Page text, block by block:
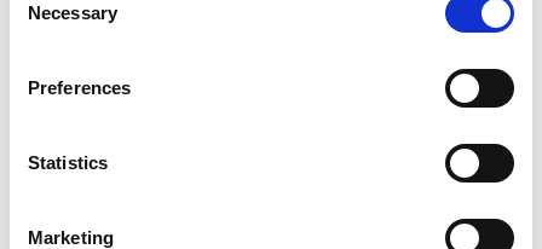
Selection
Necessary
Preferences
Statistics
Marketing
Topics